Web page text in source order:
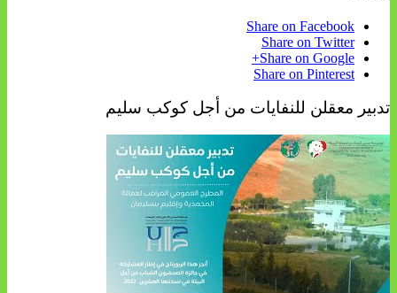
Share on Facebook
Share on Twitter
Share on Google+
Share on Pinterest
تدبير معقلن للنفايات من أجل كوكب سليم